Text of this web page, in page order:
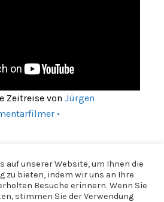
Zeitreise von Jürgen
•
auf unserer Website, um Ihnen die
zu bieten, indem wir uns an Ihre
Besuche erinnern. Wenn Sie
stimmen Sie der Verwendung